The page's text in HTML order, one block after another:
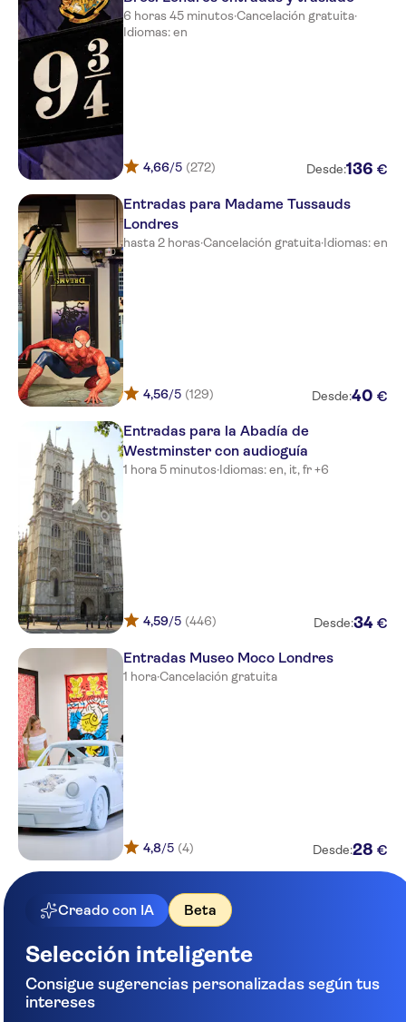
London, Bloomsbury Street
Radisson Blu Edwardian
Hampshire Hotel
The Waldorf Hilton London
San Domenico House
Thistle Holborn Hotel
MStay 39 Studios
The Nadler Victoria
The Zetter Townhouse
Clerkenwell
Page8
Nobu Hotel Shoreditch
Taj 51 Buckingham Gate Suites
and Residences
Queens Park Hotel
Premier Inn London City
(Tower Hill) Hotel
Travelodge London Central City
Road
Olive Apartments
St. Mark Hotel
Premier Inn London Euston
hotel
Premier Inn London Southwark
(Tate Modern) Hotel
Thistle Hyde Park
Paddington Court Rooms
The Rockwell
The President Hotel
Days Hotel by Wyndham
Prince's Square Apartments
The Premier Notting Hill
Regency House Hotel
6 horas 45 minutos·Cancelación gratuita·
Idiomas: en
4,66/5 (272) Desde:136 €
Entradas para Madame Tussauds
Londres
hasta 2 horas·Cancelación gratuita·Idiomas: en
4,56/5 (129) Desde:40 €
Entradas para la Abadía de
Westminster con audioguía
1 hora 5 minutos·Idiomas: en, it, fr +6
4,59/5 (446) Desde:34 €
Entradas Museo Moco Londres
1 hora·Cancelación gratuita
4,8/5 (4) Desde:28 €
Creado con IA Beta
Selección inteligente
Consigue sugerencias personalizadas según tus
intereses